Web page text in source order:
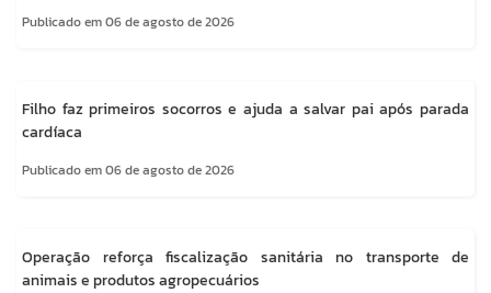
Publicado em 06 de agosto de 2026
Filho faz primeiros socorros e ajuda a salvar pai após parada
cardíaca
Publicado em 06 de agosto de 2026
Operação reforça fiscalização sanitária no transporte de
animais e produtos agropecuários